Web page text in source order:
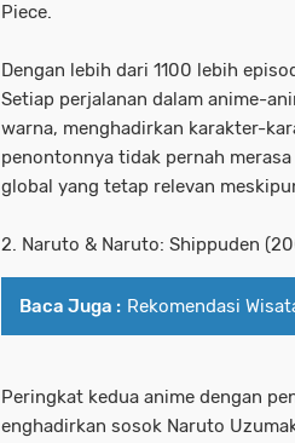
Piece.
Dengan lebih dari 1100 lebih
Setiap perjalanan dalam anime-
warna, menghadirkan karakter-
penontonnya tidak pernah
global yang tetap relevan
2. Naruto & Naruto: Shippuden
Baca Juga : Rekomendasi
Peringkat kedua anime dengan
enghadirkan sosok Naruto